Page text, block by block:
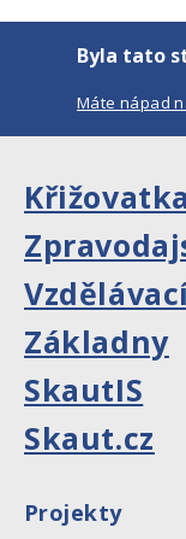
Byla tato
Máte nápad
Křižovatka
Základny
SkautIS
Skaut.cz
Projekty